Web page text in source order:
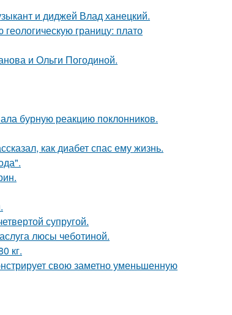
и диджей Влад ханецкий.
границу: плато
и Ольги Погодиной.
бурную реакцию поклонников.
как диабет спас ему жизнь.
супругой.
люсы чеботиной.
кг.
свою заметно уменьшенную